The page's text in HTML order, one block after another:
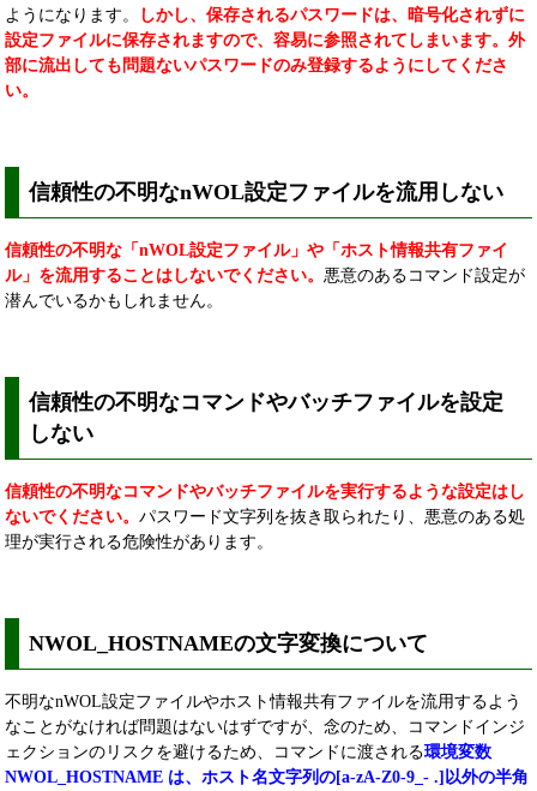
ようになります。
しかし、保存されるパスワードは、暗号化されずに
設定ファイルに保存されますので、容易に参照されてしまいます。外
部に流出しても問題ないパスワードのみ登録するようにしてくださ
い。
信頼性の不明なnWOL設定ファイルを流用しない
信頼性の不明な「nWOL設定ファイル」や「ホスト情報共有ファイ
ル」を流用することはしないでください。 悪意のある コマンド設定が
潜んでいるかもしれません。
信頼性の不明なコマンドやバッチファイルを設定
しない
信頼性の不明なコマンドやバッチファイルを実行するような設定はし
ないでください。 パスワード文字列を抜き取られたり、悪意のある処
理が実行される危険性があります。
NWOL_HOSTNAMEの文字変換について
不明なnWOL設定ファイルやホスト情報共有ファイルを流用するよう
なことがなければ問題はないはずですが、念のため、コマンドインジ
ェクションのリスクを避けるため、コマンドに渡される環境変数
NWOL_HOSTNAME は、ホスト名文字列の[a-zA-Z0-9_- .]以外の半角